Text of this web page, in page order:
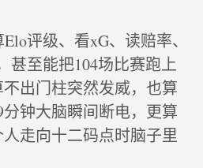
评级、看xG、读赔率、
甚至能把104场比赛跑上
出门柱突然发威，也算
钟大脑瞬间断电，更算
走向十二码点时脑子里